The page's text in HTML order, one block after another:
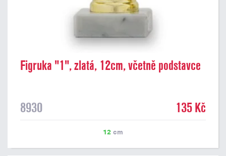
Figruka "1", zlatá, 12cm, včetně podstavce
8930 135 Kč
12 cm